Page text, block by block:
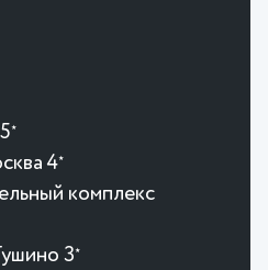
★
4★
комплекс
3★